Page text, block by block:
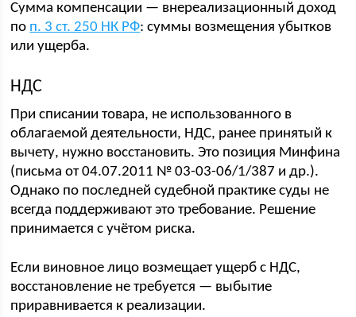
Сумма компенсации — внереализационный доход
по п. 3 ст. 250 НК РФ: суммы возмещения убытков
или ущерба.
НДС
При списании товара, не использованного в
облагаемой деятельности, НДС, ранее принятый к
вычету, нужно восстановить. Это позиция Минфина
(письма от 04.07.2011 № 03-03-06/1/387 и др.).
Однако по последней судебной практике суды не
всегда поддерживают это требование. Решение
принимается с учётом риска.
Если виновное лицо возмещает ущерб с НДС,
восстановление не требуется — выбытие
приравнивается к реализации.